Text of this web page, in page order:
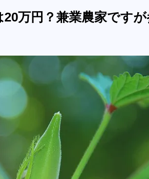
万円？兼業農家ですが